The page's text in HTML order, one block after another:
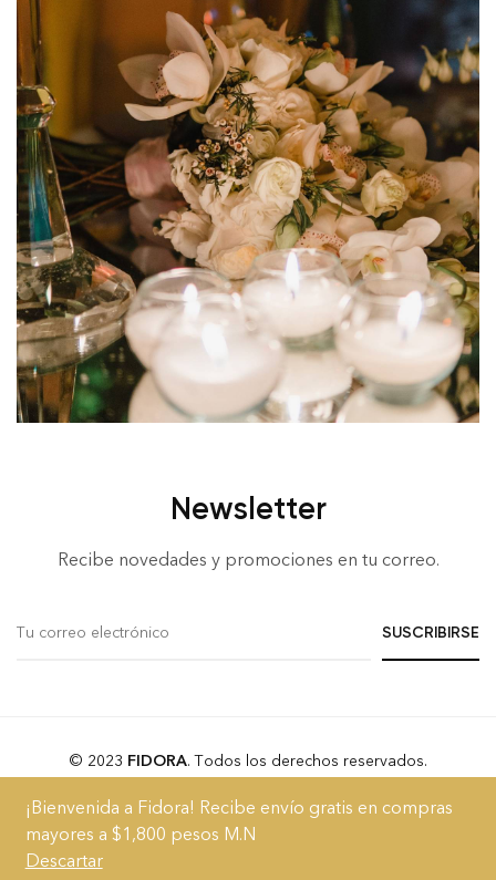
¡Bienvenida a Fidora! Recibe envío gratis en compras
mayores a $1,800 pesos M.N
Descartar
Newsletter
Recibe novedades y promociones en tu correo.
© 2023 FIDORA. Todos los derechos reservados.
AcercaBlogFAQsTérminos y Condiciones Aviso de Privacidad